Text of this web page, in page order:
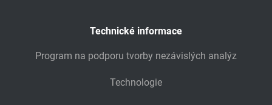
Technické informace
Program na podporu tvorby nezávislých analýz
Technologie